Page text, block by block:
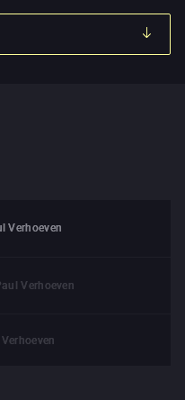
Verhoeven
Verhoeven